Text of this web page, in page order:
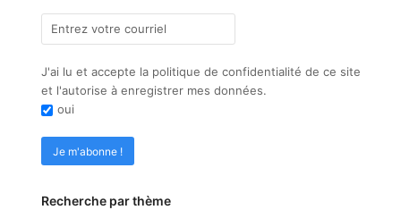
J'ai lu et accepte la politique de confidentialité de ce site
et l'autorise à enregistrer mes données.
oui
Recherche par thème